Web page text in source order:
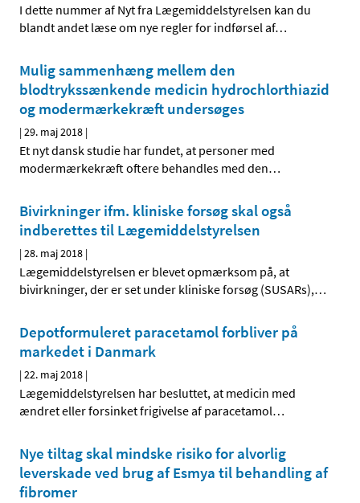
I dette nummer af Nyt fra Lægemiddelstyrelsen kan du
blandt andet læse om nye regler for indførsel af…
Mulig sammenhæng mellem den
blodtrykssænkende medicin hydrochlorthiazid
og modermærkekræft undersøges
|29. maj 2018 |
Et nyt dansk studie har fundet, at personer med
modermærkekræft oftere behandles med den…
Bivirkninger ifm. kliniske forsøg skal også
indberettes til Lægemiddelstyrelsen
|28. maj 2018 |
Lægemiddelstyrelsen er blevet opmærksom på, at
bivirkninger, der er set under kliniske forsøg (SUSARs),…
Depotformuleret paracetamol forbliver på
markedet i Danmark
|22. maj 2018 |
Lægemiddelstyrelsen har besluttet, at medicin med
ændret eller forsinket frigivelse af paracetamol…
Nye tiltag skal mindske risiko for alvorlig
leverskade ved brug af Esmya til behandling af
fibromer